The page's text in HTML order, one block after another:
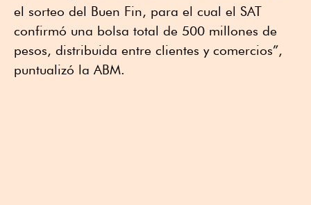
el sorteo del Buen Fin, para el cual el SAT
confirmó una bolsa total de 500 millones de
pesos, distribuida entre clientes y comercios”,
puntualizó la ABM.